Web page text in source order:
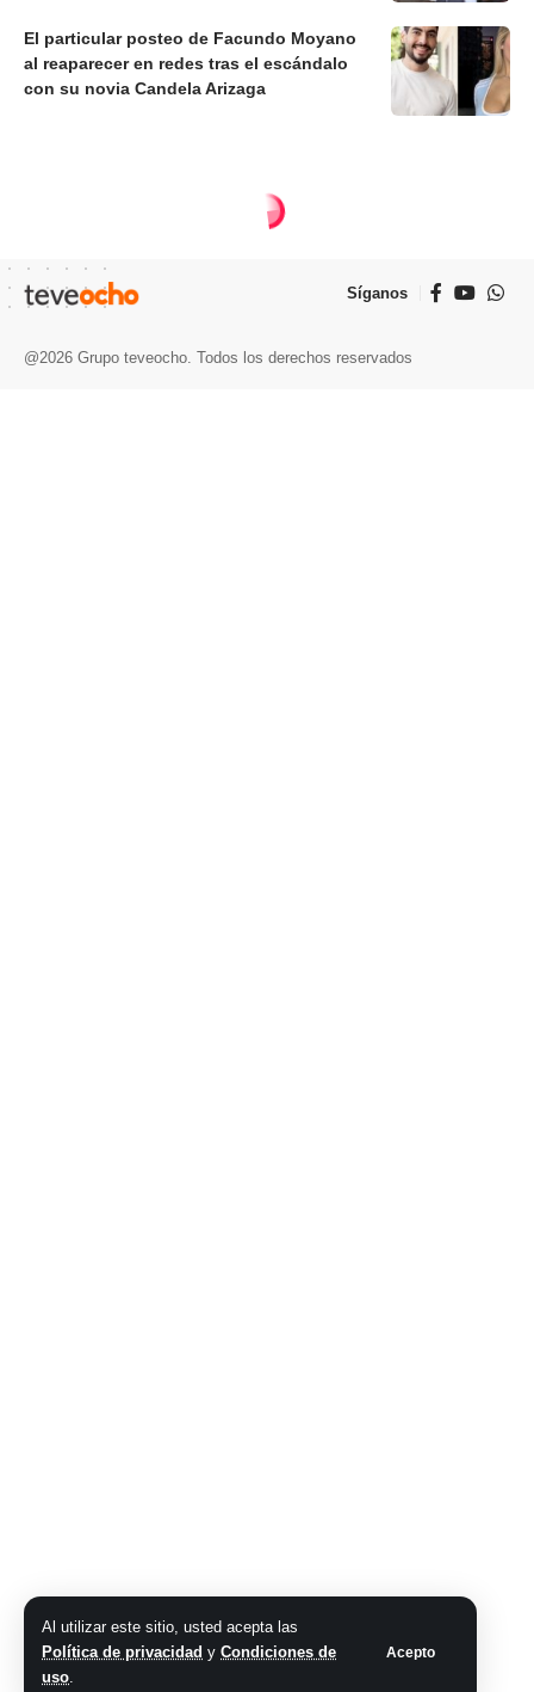
Al utilizar este sitio, usted acepta las
Política de privacidad y Condiciones de
uso.
Acepto
El particular posteo de Facundo Moyano
al reaparecer en redes tras el escándalo
con su novia Candela Arizaga
Síganos
@2026 Grupo teveocho. Todos los derechos reservados